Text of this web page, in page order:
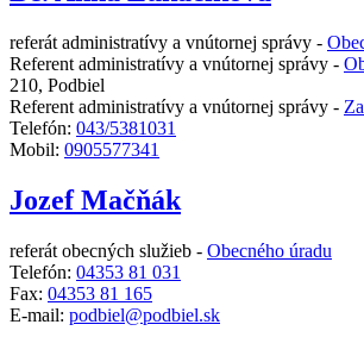
referát administratívy a vnútornej správy -
Referent administratívy a vnútornej správy -
210, Podbiel
Referent administratívy a vnútornej správy -
Telefón: 043/5381031
Mobil: 0905577341
Jozef Mačňák
referát obecných služieb - Obecného úradu
Telefón: 04353 81 031
Fax: 04353 81 165
E-mail: podbiel@podbiel.sk